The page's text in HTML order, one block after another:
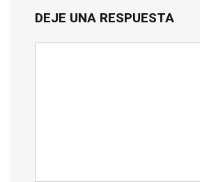
DEJE UNA RESPUESTA